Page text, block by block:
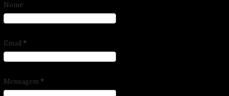
Nome
Email *
Mensagem *